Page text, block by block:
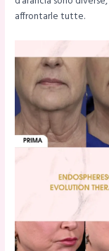
affrontarle tutte.